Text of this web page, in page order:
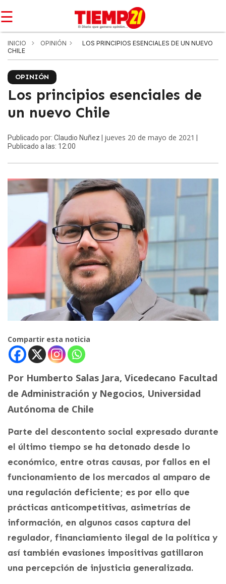
☰
INICIO OPINIÓN
LOS PRINCIPIOS ESENCIALES DE UN NUEVO
CHILE
OPINIÓN
Los principios esenciales de
un nuevo Chile
Publicado por: Claudio Nuñez | jueves 20 de mayo de 2021
Publicado a las: 12:00
Compartir esta noticia
Por Humberto Salas Jara, Vicedecano Facultad
de Administración y Negocios, Universidad
Autónoma de Chile
Parte del descontento social expresado durante
el último tiempo se ha detonado desde lo
económico, entre otras causas, por fallos en el
funcionamiento de los mercados al amparo de
una regulación deficiente; es por ello que
prácticas anticompetitivas, asimetrías de
información, en algunos casos captura del
regulador, financiamiento ilegal de la política y
así también evasiones impositivas gatillaron
una percepción de injusticia generalizada.